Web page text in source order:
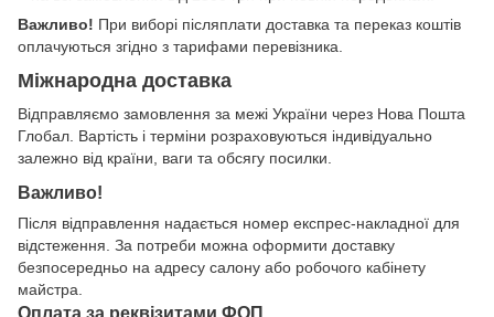
Важливо! При виборі післяплати доставка та переказ коштів
оплачуються згідно з тарифами перевізника.
Міжнародна доставка
Відправляємо замовлення за межі України через Нова Пошта
Глобал. Вартість і терміни розраховуються індивідуально
залежно від країни, ваги та обсягу посилки.
Важливо!
Після відправлення надається номер експрес-накладної для
відстеження. За потреби можна оформити доставку
безпосередньо на адресу салону або робочого кабінету
майстра.
Оплата за реквізитами ФОП